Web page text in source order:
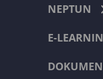
NEPTUN
E-